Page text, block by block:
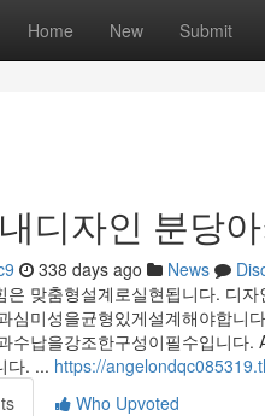
Home New Submit
디자인 분당
338 days ago News
은 맞춤형설계로실현됩니다. 디
심미성을균형있게설계해야합니
수납을강조한구성이필수입니다
다. ... https://
Who Upvoted